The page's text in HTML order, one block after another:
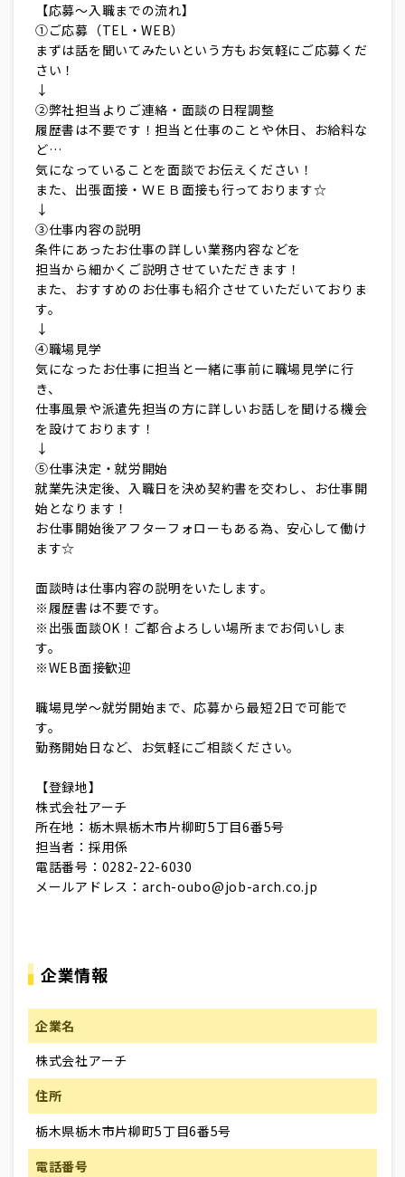
【応募～入職までの流れ】
①ご応募（TEL・WEB）
まずは話を聞いてみたいという方もお気軽にご応募くだ
さい！
↓
②弊社担当よりご連絡・面談の日程調整
履歴書は不要です！担当と仕事のことや休日、お給料な
ど…
気になっていることを面談でお伝えください！
また、出張面接・ＷＥＢ面接も行っております☆
↓
③仕事内容の説明
条件にあったお仕事の詳しい業務内容などを
担当から細かくご説明させていただきます！
また、おすすめのお仕事も紹介させていただいておりま
す。
↓
④職場見学
気になったお仕事に担当と一緒に事前に職場見学に行
き、
仕事風景や派遣先担当の方に詳しいお話しを聞ける機会
を設けております！
↓
⑤仕事決定・就労開始
就業先決定後、入職日を決め契約書を交わし、お仕事開
始となります！
お仕事開始後アフターフォローもある為、安心して働け
ます☆
面談時は仕事内容の説明をいたします。
※履歴書は不要です。
※出張面談OK！ご都合よろしい場所までお伺いしま
す。
※WEB面接歓迎
職場見学～就労開始まで、応募から最短2日で可能で
す。
勤務開始日など、お気軽にご相談ください。
【登録地】
株式会社アーチ
所在地：栃木県栃木市片柳町5丁目6番5号
担当者：採用係
電話番号：0282-22-6030
メールアドレス：arch-oubo@job-arch.co.jp
企業情報
企業名
株式会社アーチ
住所
栃木県栃木市片柳町5丁目6番5号
電話番号